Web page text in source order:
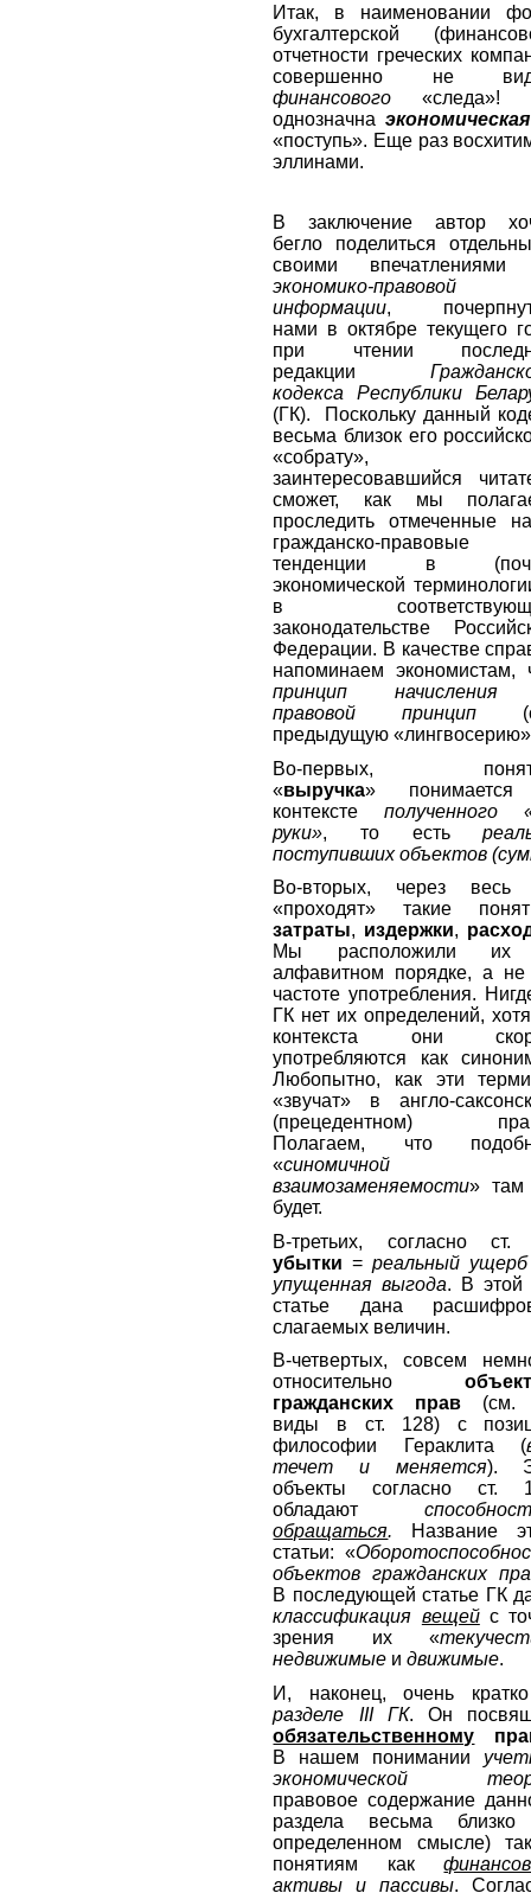
Итак, в наименовании
бухгалтерской
отчетности греческих
совершенно не
финансового «следа»!
однозначнаэкономическая
«поступь». Еще раз
эллинами.
В заключение автор
бегло поделиться
своими впечатлениями
экономико-правовой
информации,
нами в октябре текущего
при чтении
редакции
кодекса Республики
(ГК). Поскольку данный
весьма близок его
«собрату»,
заинтересовавшийся
сможет, как мы
проследить отмеченные
гражданско-правовые
тенденции в
экономической
в
законодательстве
Федерации. В качестве
напоминаем экономистам,
принцип
правовой принцип
предыдущую
Во-первых,
«выручка»
контекстеполученного
руки», то есть
поступивших объектов
Во-вторых, через весь
«проходят» такие
затраты, издержки,
Мы расположили
алфавитном порядке, а
частоте употребления.
ГК нет их определений,
контекста они
употребляются как
Любопытно, как эти
«звучат» в англо-
(прецедентном)
Полагаем, что
«синомичной
взаимозаменяемости» там
будет.
В-третьих, согласно ст.
убытки =реальный
упущенная выгода. В этой
статье дана
слагаемых величин.
В-четвертых, совсем
относительно
гражданских прав (см.
виды в ст. 128) с
философии Гераклита (
течет и меняется).
объекты согласно ст.
обладают
обращаться. Название
статьи: «
объектов гражданских
В последующей статье ГК
классификация вещейс
зрения их «
недвижимые идвижимые.
И, наконец, очень
разделе IIIГК. Он
обязательственному
В нашем понимании
экономической
правовое содержание
раздела весьма
определенном смысле)
понятиям как
активы и пассивы.